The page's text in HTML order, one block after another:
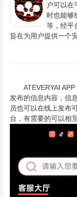
户可以在
时也能够
等，经平
旨在为用户提供一个
ATEVERYAI APP
发布的信息内容，信
员也可以在线上发布
台，有需要的可以相